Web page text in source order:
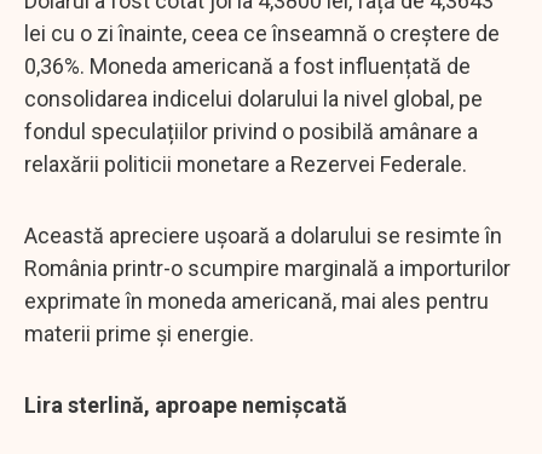
lei cu o zi înainte, ceea ce înseamnă o creștere de
0,36%. Moneda americană a fost influențată de
consolidarea indicelui dolarului la nivel global, pe
fondul speculațiilor privind o posibilă amânare a
relaxării politicii monetare a Rezervei Federale.
Această apreciere ușoară a dolarului se resimte în
România printr-o scumpire marginală a importurilor
exprimate în moneda americană, mai ales pentru
materii prime și energie.
Lira sterlină, aproape nemișcată